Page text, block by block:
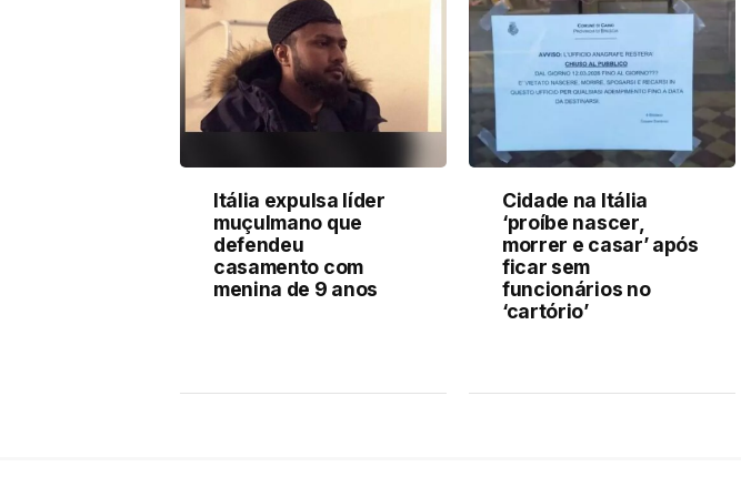
Itália expulsa líder
muçulmano que
defendeu
casamento com
menina de 9 anos
Cidade na Itália
‘proíbe nascer,
morrer e casar’ após
ficar sem
funcionários no
‘cartório’